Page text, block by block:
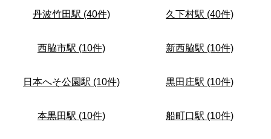
丹波竹田駅 (40件) 久下村駅 (40件)
西脇市駅 (10件) 新西脇駅 (10件)
日本へそ公園駅 (10件) 黒田庄駅 (10件)
本黒田駅 (10件) 船町口駅 (10件)